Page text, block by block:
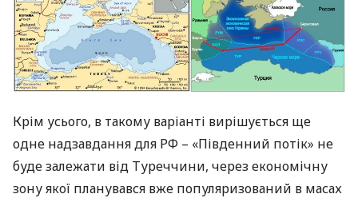
Крім усього, в такому варіанті вирішується ще
одне надзавдання для РФ – «Південний потік» не
буде залежати від Туреччини, через економічну
зону якої планувався вже популяризований в масах